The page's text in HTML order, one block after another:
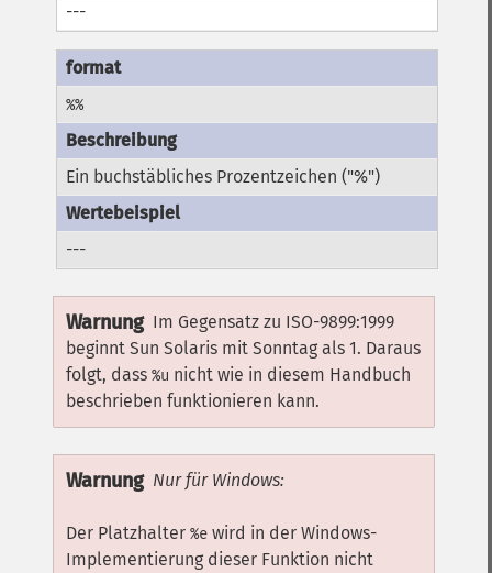
---
%%
Ein buchstäbliches Prozentzeichen ("%")
---
Warnung Im Gegensatz zu ISO-9899:1999
beginnt Sun Solaris mit Sonntag als 1. Daraus
folgt, dass %u nicht wie in diesem Handbuch
beschrieben funktionieren kann.
Warnung Nur für Windows:
Der Platzhalter %e wird in der Windows-
Implementierung dieser Funktion nicht